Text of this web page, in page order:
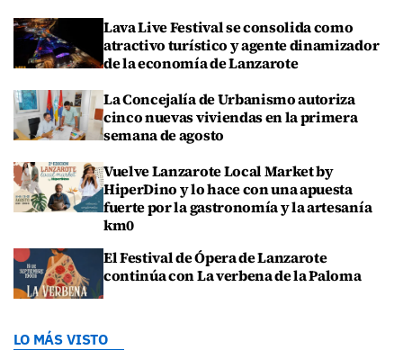
Lava Live Festival se consolida como
atractivo turístico y agente dinamizador
de la economía de Lanzarote
La Concejalía de Urbanismo autoriza
cinco nuevas viviendas en la primera
semana de agosto
Vuelve Lanzarote Local Market by
HiperDino y lo hace con una apuesta
fuerte por la gastronomía y la artesanía
km0
El Festival de Ópera de Lanzarote
continúa con La verbena de la Paloma
LO MÁS VISTO